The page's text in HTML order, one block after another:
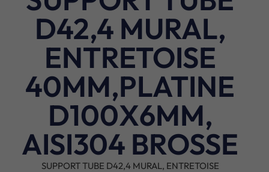
D42,4 MURAL,
ENTRETOISE
40MM,PLATINE
D100X6MM,
AISI304 BROSSE
SUPPORT TUBE D42,4 MURAL, ENTRETOISE